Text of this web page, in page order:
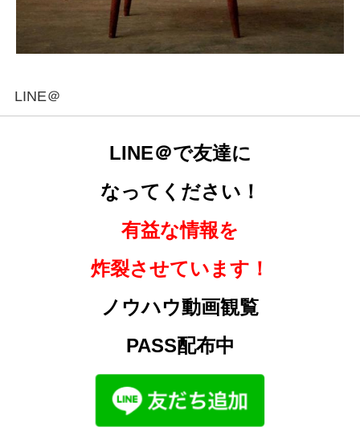
LINE＠
LINE＠で友達に
なってください！
有益な情報を
炸裂させています！
ノウハウ動画観覧
PASS配布中